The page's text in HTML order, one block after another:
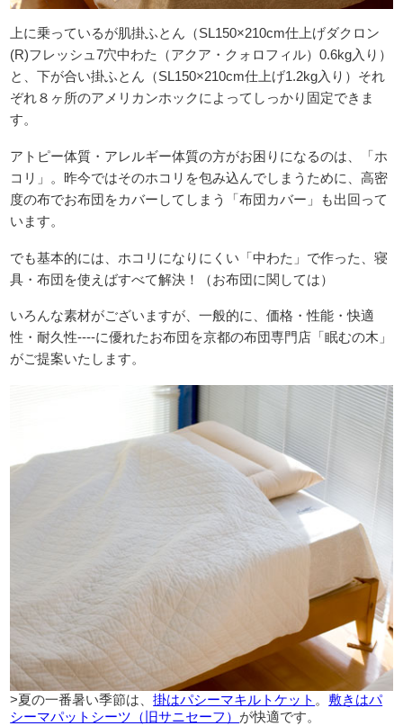
上に乗っているが肌掛ふとん（SL150×210cm仕上げダクロン
(R)フレッシュ7穴中わた（アクア・クォロフィル）0.6kg入り）
と、下が合い掛ふとん（SL150×210cm仕上げ1.2kg入り）それ
ぞれ８ヶ所のアメリカンホックによってしっかり固定できま
す。
アトピー体質・アレルギー体質の方がお困りになるのは、「ホ
コリ」。昨今ではそのホコリを包み込んでしまうために、高密
度の布でお布団をカバーしてしまう「布団カバー」も出回って
います。
でも基本的には、ホコリになりにくい「中わた」で作った、寝
具・布団を使えばすべて解決！（お布団に関しては）
いろんな素材がございますが、一般的に、価格・性能・快適
性・耐久性----に優れたお布団を京都の布団専門店「眠むの木」
がご提案いたします。
>夏の一番暑い季節は、掛はパシーマキルトケット 。 敷きはパ
シーマパットシーツ（旧サニセーフ） が快適です。